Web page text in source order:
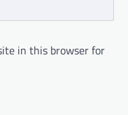
in this browser for